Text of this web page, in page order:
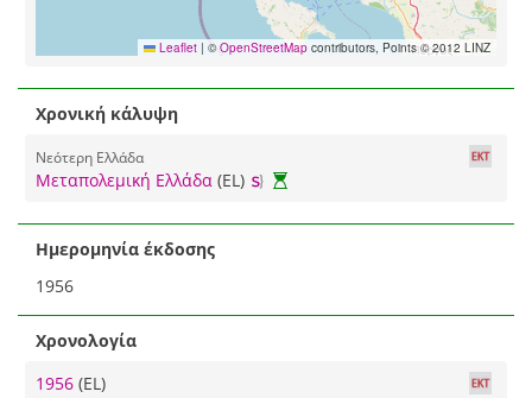
Leaflet | ©OpenStreetMap contributors, Points © 2012 LINZ
Χρονική κάλυψη
Νεότερη Ελλάδα
Μεταπολεμική Ελλάδα (EL)
Ημερομηνία έκδοσης
1956
Χρονολογία
1956 (EL)